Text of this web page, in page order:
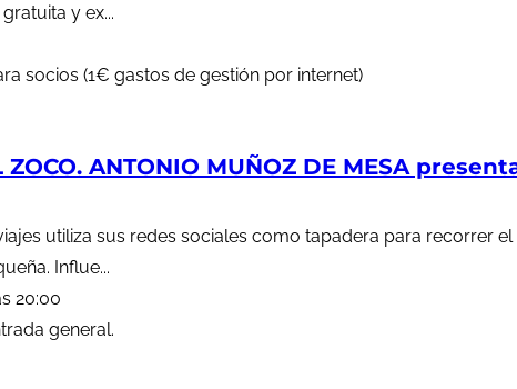
y ex...
socios (1€ gastos de gestión por internet)
ZOCO. ANTONIO MUÑOZ DE MESA
utiliza sus redes sociales como tapadera para recorrer
Influe...
20:00
general.